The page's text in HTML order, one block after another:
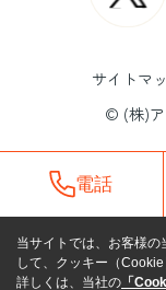
サイトマ
© (株)ア
電話
当サイトでは、お客様の
して、クッキー（Cookie
詳しくは、当社の 「